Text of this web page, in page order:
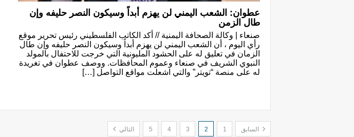
عطوان: الشعب اليمني لن يهزم أبداً وسيكون النصر حليفه وإن
طال الزمن
صنعاء | وكالة الصحافة اليمنية // أكد الكاتب الفلسطيني رئيس تحرير موقع
رأي اليوم ، أن الشعب اليمني لن يهزم أبداً وسيكون النصر حليفه وإن طال
الزمان في تعليق له على الحشود المليونية التي خرجت للاحتفال بالمولد
النبوي الشريف في صنعاء وعموم المحافظات. ووصف عطوان في تغريدة
له على منصة “تويتر” والتي اشعلت مواقع التواصل […]
السابق 1
2
3
4
5 التالي